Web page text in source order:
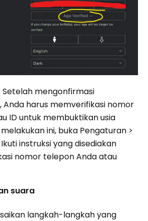
Setelah mengonfirmasi
Anda harus memverifikasi nomor
ID untuk membuktikan usia
ini, buka Pengaturan >
instruksi yang disediakan
nomor telepon Anda atau
suara
langkah-langkah yang